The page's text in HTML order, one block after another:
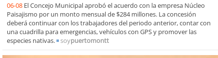
06-08 El Concejo Municipal aprobó el acuerdo con la empresa Núcleo
Paisajismo por un monto mensual de $284 millones. La concesión
deberá continuar con los trabajadores del periodo anterior, contar con
una cuadrilla para emergencias, vehículos con GPS y promover las
especies nativas.
soypuertomontt